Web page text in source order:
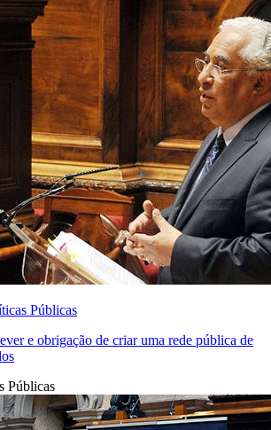
Públicas
e obrigação de criar uma rede pública de
Públicas